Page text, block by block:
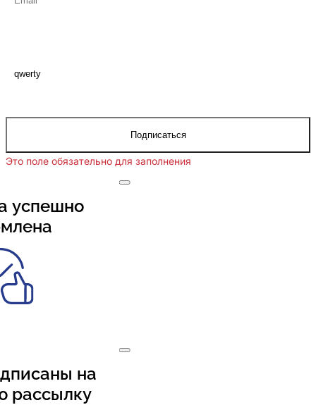
Подписаться
Это поле обязательно для заполнения
успешно
на
рассылку